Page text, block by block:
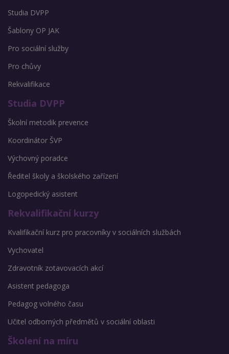
Studia DVPP
Šablony OP JAK
Pro sociální služby
Pro chůvy
Rekvalifikace
Studia DVPP
Školní metodik prevence
Koordinátor ŠVP
Výchovný poradce
Ředitel školy a školského zařízení
Logopedický asistent
Rekvalifikační kurzy
Kvalifikační kurz pro pracovníky v sociálních službách
Vychovatel
Zdravotník zotavovacích akcí
Asistent pedagoga
Pedagog volného času
Učitel odborných předmětů v sociální oblasti
Školení na míru